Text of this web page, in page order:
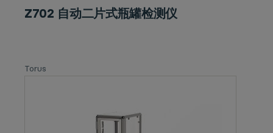
Z702 自动二片式瓶罐检测仪
Torus